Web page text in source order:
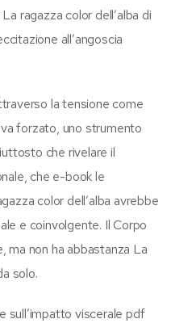
ragazza color dell’alba di
all’angoscia
la tensione come
forzato, uno strumento
che rivelare il
che e-book le
color dell’alba avrebbe
e coinvolgente. Il Corpo
ma non ha abbastanza La
solo.
viscerale pdf